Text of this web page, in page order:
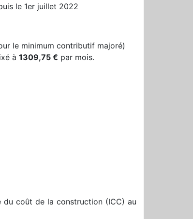
le 1er juillet 2022
le minimum contributif majoré)
à 1309,75 € par mois.
du coût de la construction (ICC) au